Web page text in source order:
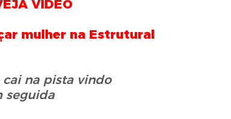
VÍDEO
mulher na Estrutural
cai na pista vindo
seguida